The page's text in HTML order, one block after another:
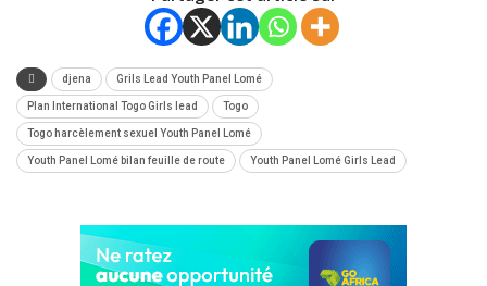
djena Grils Lead Youth Panel Lomé
Plan International Togo Girls lead Togo
Togo harcèlement sexuel Youth Panel Lomé
Youth Panel Lomé bilan feuille de route Youth Panel Lomé Girls Lead